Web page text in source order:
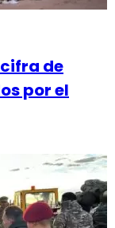
de
por el